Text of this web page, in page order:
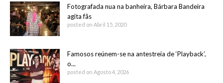
Fotografada nua na banheira, Bárbara Bandeira
agita fãs
posted on Abril 15, 2020
Famosos reúnem-se na antestreia de ‘Playback’,
o...
posted on Agosto 4, 2026